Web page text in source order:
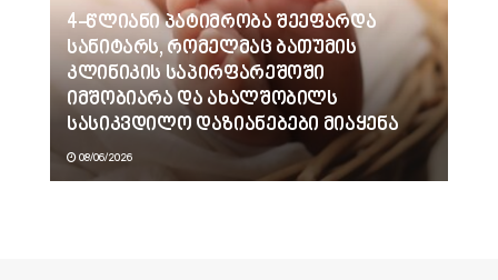
4-წლიანი პატიმრობა შეეფარდა
სანიტარს, რომელმაც ბათუმის
კლინიკის საპირფარეშოში
იმშობიარა და ახალშობილს
სასიკვდილო დაზიანებები მიაყენა
08/06/2026